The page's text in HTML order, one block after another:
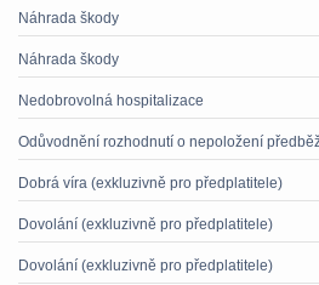
Náhrada škody
Náhrada škody
Nedobrovolná hospitalizace
Odůvodnění rozhodnutí o nepoložení
Dobrá víra (exkluzivně pro předplatitele)
Dovolání (exkluzivně pro předplatitele)
Dovolání (exkluzivně pro předplatitele)